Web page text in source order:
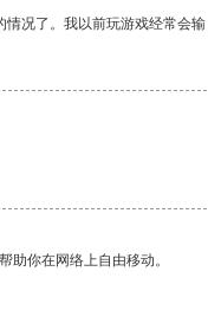
况了。我以前玩游戏经常会
助你在网络上自由移动。